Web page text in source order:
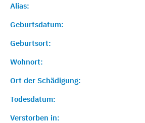
Alias:
Geburtsdatum:
Geburtsort:
Wohnort:
Ort der Schädigung:
Todesdatum:
Verstorben in: